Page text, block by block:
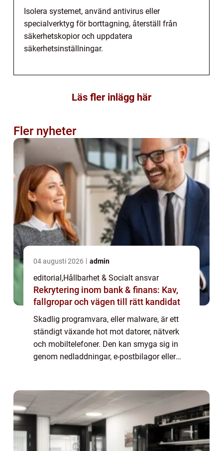
Isolera systemet, använd antivirus eller
specialverktyg för borttagning, återställ från
säkerhetskopior och uppdatera
säkerhetsinställningar.
Läs fler inlägg här
Fler nyheter
04 augusti 2026 admin
editorial,Hållbarhet & Socialt ansvar
Rekrytering inom bank & finans: Kav,
fallgropar och vägen till rätt kandidat
Skadlig programvara, eller malware, är ett
ständigt växande hot mot datorer, nätverk
och mobiltelefoner. Den kan smyga sig in
genom nedladdningar, e-postbilagor eller